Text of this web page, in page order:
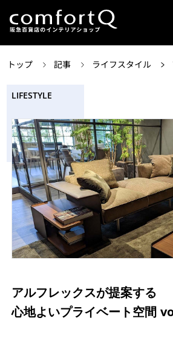
トップ 記事 ライフスタイル
LIFESTYLE
アルフレックスが提案する
心地よいプライベート空間